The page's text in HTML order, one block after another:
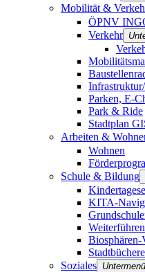
Mobilität &
ÖPNV
Verkehr
Parken, E-
Park & Ride
Stadtplan
Arbeiten &
Wohnen
Schule & Bildung
KITA-
Soziales